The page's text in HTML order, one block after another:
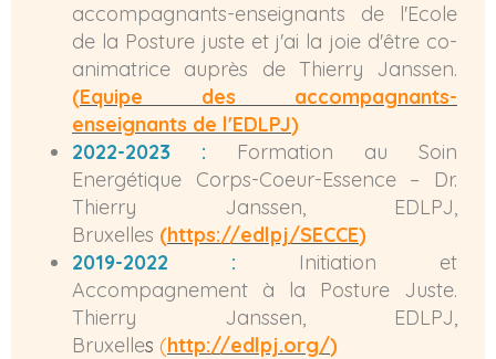
accompagnants-enseignants de l'Ecole
de la Posture juste et j'ai la joie d'être co-
animatrice auprès de Thierry Janssen.
(Equipe des accompagnants-
enseignants de l'EDLPJ)
2022-2023 :
Formation au Soin
Energétique Corps-Coeur-Essence – Dr.
Thierry Janssen, EDLPJ,
Bruxelles (https://edlpj/SECCE)
2019-2022 :
Initiation et
Accompagnement à la Posture Juste.
Thierry Janssen, EDLPJ,
Bruxelles (http://edlpj.org/)